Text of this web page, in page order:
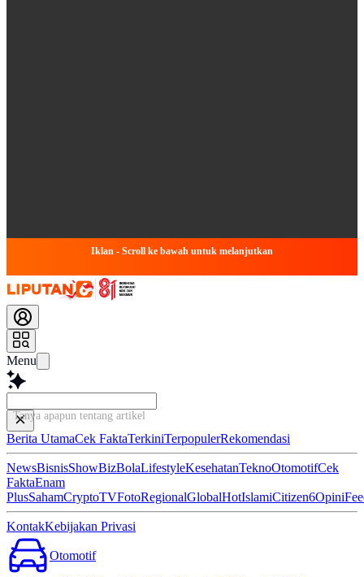
Iklan - Scroll ke bawah untuk melanjutkan
Menu
Tanya apapun tentang artikel ini...
Berita UtamaCek FaktaTerkiniTerpopulerRekomendasi
NewsBisnisShowBizBolaLifestyleKesehatanTeknoOtomotifCek
FaktaEnam
PlusSahamCryptoTVFotoRegionalGlobalHotIslamiCitizen6Opini
KontakKebijakan Privasi
Otomotif